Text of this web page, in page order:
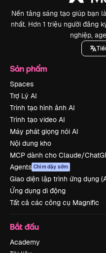
Nền tảng sáng tạo giúp bạn
nhất. Hơn 1 triệu người đăng
nghiệp,
Sản phẩm
Spaces
Trợ Lý AI
Trình tạo hình ảnh AI
Trình tạo video AI
Máy phát giọng nói AI
Nội dung kho
MCP dành cho Claude/
Agents Chim dậy sớm
Giao diện lập trình ứng dụng
Ứng dụng di động
Tất cả các công cụ Magnific
Bắt đầu
Academy